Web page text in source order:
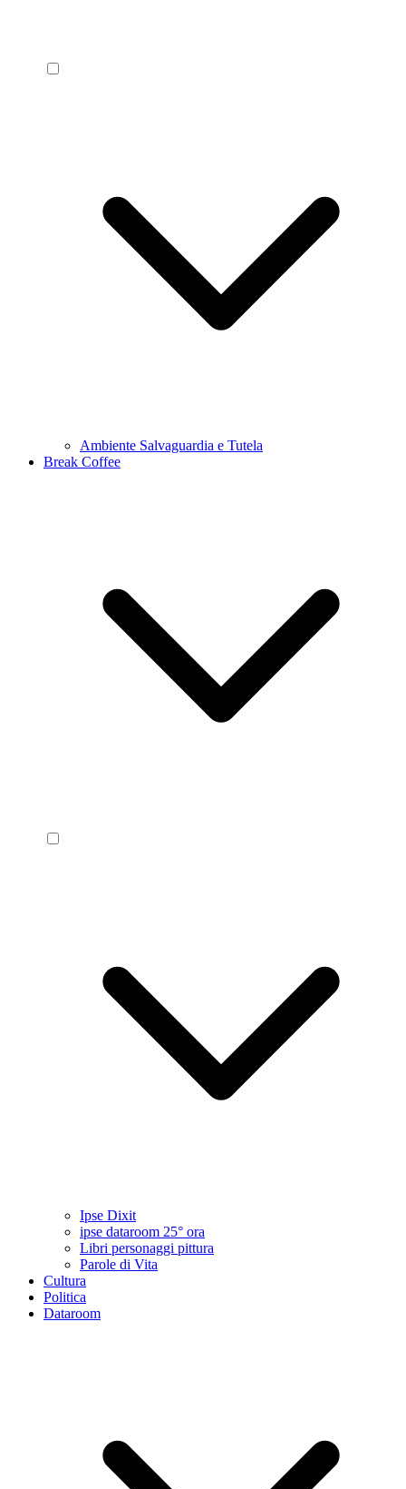
Ambiente Salvaguardia e Tutela
Break Coffee
Ipse Dixit
ipse dataroom 25° ora
Libri personaggi pittura
Parole di Vita
Cultura
Politica
Dataroom